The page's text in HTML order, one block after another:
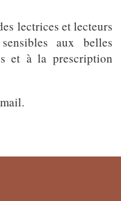
lectrices et lecteurs
aux belles
et à la prescription